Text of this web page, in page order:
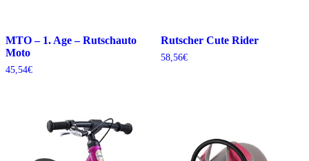
MTO – 1. Age – Rutschauto
Moto
45,54€
Rutscher Cute Rider
58,56€